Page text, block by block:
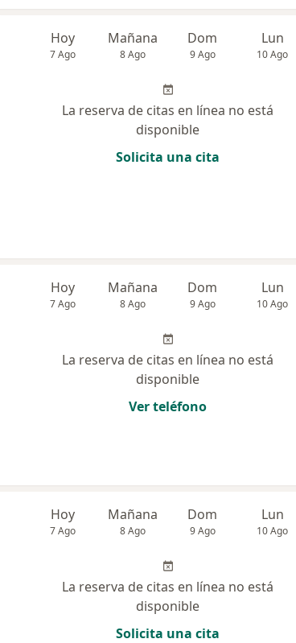
Hoy
7 Ago
Mañana
8 Ago
Dom
9 Ago
Lun
10 Ago
La reserva de citas en línea no está
disponible
Solicita una cita
Hoy
7 Ago
Mañana
8 Ago
Dom
9 Ago
Lun
10 Ago
La reserva de citas en línea no está
disponible
Ver teléfono
Hoy
7 Ago
Mañana
8 Ago
Dom
9 Ago
Lun
10 Ago
La reserva de citas en línea no está
disponible
Solicita una cita